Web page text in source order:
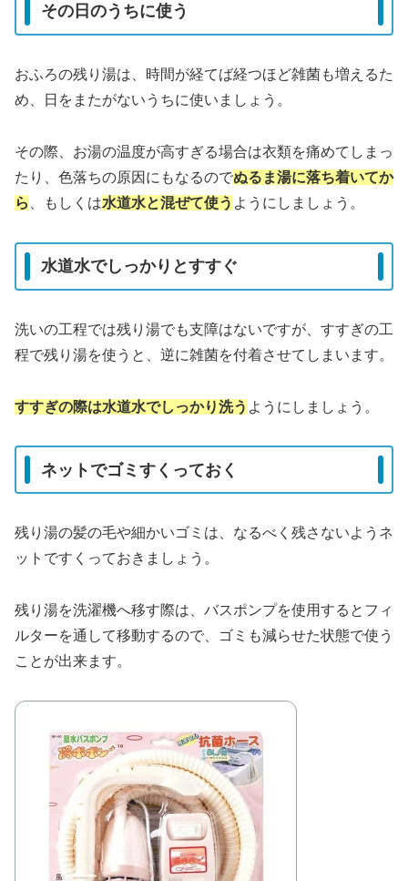
その日のうちに使う
おふろの残り湯は、時間が経てば経つほど雑菌も増えるた
め、日をまたがないうちに使いましょう。
その際、お湯の温度が高すぎる場合は衣類を痛めてしまっ
たり、色落ちの原因にもなるのでぬるま湯に落ち着いてか
ら
、もしくは水道水と混ぜて使う ようにしましょう。
水道水でしっかりとすすぐ
洗いの工程では残り湯でも支障はないですが、すすぎの工
程で残り湯を使うと、逆に雑菌を付着させてしまいます。
すすぎの際は水道水でしっかり洗う ようにしましょう。
ネットでゴミすくっておく
残り湯の髪の毛や細かいゴミは、なるべく残さないようネ
ットですくっておきましょう。
残り湯を洗濯機へ移す際は、バスポンプを使用するとフィ
ルターを通して移動するので、ゴミも減らせた状態で使う
ことが出来ます。